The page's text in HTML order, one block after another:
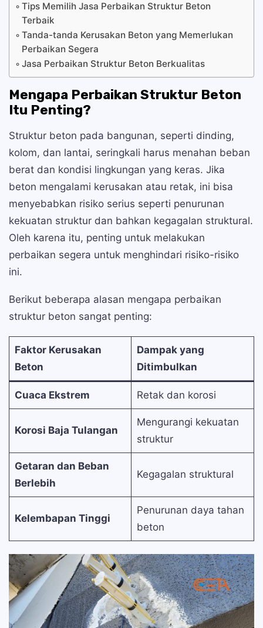
Tips Memilih Jasa Perbaikan Struktur Beton
Terbaik
Tanda-tanda Kerusakan Beton yang Memerlukan
Perbaikan Segera
Jasa Perbaikan Struktur Beton Berkualitas
Mengapa Perbaikan Struktur Beton
Itu Penting?
Struktur beton pada bangunan, seperti dinding,
kolom, dan lantai, seringkali harus menahan beban
berat dan kondisi lingkungan yang keras. Jika
beton mengalami kerusakan atau retak, ini bisa
menyebabkan risiko serius seperti penurunan
kekuatan struktur dan bahkan kegagalan struktural.
Oleh karena itu, penting untuk melakukan
perbaikan segera untuk menghindari risiko-risiko
ini.
Berikut beberapa alasan mengapa perbaikan
struktur beton sangat penting:
Faktor Kerusakan
Beton
Dampak yang
Ditimbulkan
Cuaca Ekstrem Retak dan korosi
Korosi Baja Tulangan
Mengurangi kekuatan
struktur
Getaran dan Beban
Berlebih
Kegagalan struktural
Kelembapan Tinggi
Penurunan daya tahan
beton